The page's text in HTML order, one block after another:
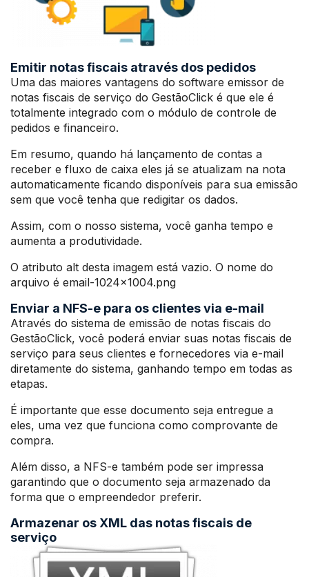
Emitir notas fiscais através dos pedidos
Uma das maiores vantagens do software emissor de
notas fiscais de serviço do GestãoClick é que ele é
totalmente integrado com o módulo de controle de
pedidos e financeiro.
Em resumo, quando há lançamento de contas a
receber e fluxo de caixa eles já se atualizam na nota
automaticamente ficando disponíveis para sua emissão
sem que você tenha que redigitar os dados.
Assim, com o nosso sistema, você ganha tempo e
aumenta a produtividade.
O atributo alt desta imagem está vazio. O nome do
arquivo é email-1024×1004.png
Enviar a NFS-e para os clientes via e-mail
Através do sistema de emissão de notas fiscais do
GestãoClick, você poderá enviar suas notas fiscais de
serviço para seus clientes e fornecedores via e-mail
diretamente do sistema, ganhando tempo em todas as
etapas.
É importante que esse documento seja entregue a
eles, uma vez que funciona como comprovante de
compra.
Além disso, a NFS-e também pode ser impressa
garantindo que o documento seja armazenado da
forma que o empreendedor preferir.
Armazenar os XML das notas fiscais de
serviço